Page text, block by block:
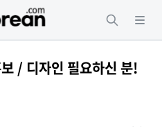
/ 디자인 필요하신 분!